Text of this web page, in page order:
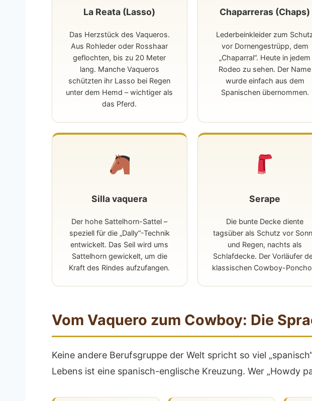
La Reata (Lasso)
Das Herzstück des Vaqueros.
Aus Rohleder oder Rosshaar
geflochten, bis zu 20 Meter
lang. Manche Vaqueros
schützten ihr Lasso bei Regen
unter dem Hemd – wichtiger als
das Pferd.
Chaparreras (Chaps)
Lederbeinkleider zum
vor Dornengestrüpp, dem
„Chaparral“. Heute in jedem
Rodeo zu sehen. Der Name
wurde einfach aus dem
Spanischen übernommen.
Silla vaquera
Der hohe Sattelhorn-Sattel –
speziell für die „Dally“-Technik
entwickelt. Das Seil wird ums
Sattelhorn gewickelt, um die
Kraft des Rindes aufzufangen.
Serape
Die bunte Decke diente
tagsüber als Schutz vor
und Regen, nachts als
Schlafdecke. Der Vorläufer
klassischen Cowboy-
Vom Vaquero zum Cowboy: Die
Keine andere Berufsgruppe der Welt spricht so viel
Lebens ist eine spanisch-englische Kreuzung. Wer „Howdy